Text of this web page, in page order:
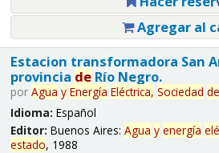
Agregar al
Estacion transformadora San
provincia deRío Negro.
por Agua y Energía Eléctrica, Sociedad de
Idioma: Español
Editor: Buenos Aires: Agua y energía
estado, 1988